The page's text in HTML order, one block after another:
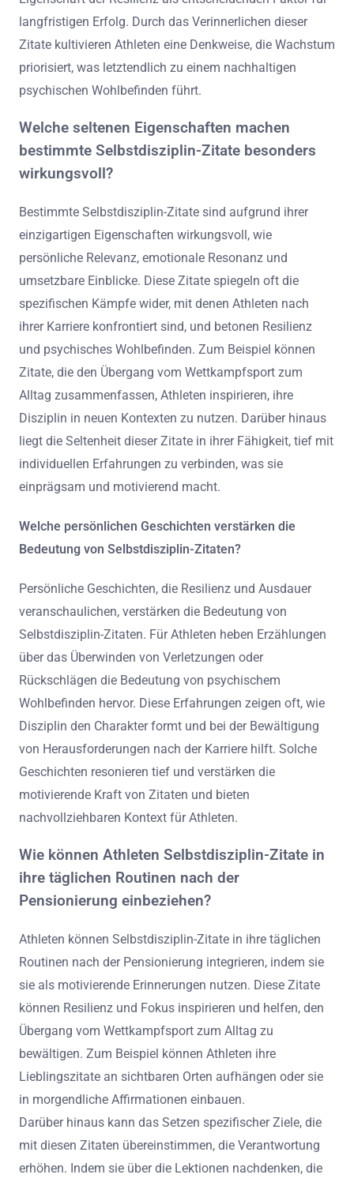
langfristigen Erfolg. Durch das Verinnerlichen dieser
Zitate kultivieren Athleten eine Denkweise, die Wachstum
priorisiert, was letztendlich zu einem nachhaltigen
psychischen Wohlbefinden führt.
Welche seltenen Eigenschaften machen
bestimmte Selbstdisziplin-Zitate besonders
wirkungsvoll?
Bestimmte Selbstdisziplin-Zitate sind aufgrund ihrer
einzigartigen Eigenschaften wirkungsvoll, wie
persönliche Relevanz, emotionale Resonanz und
umsetzbare Einblicke. Diese Zitate spiegeln oft die
spezifischen Kämpfe wider, mit denen Athleten nach
ihrer Karriere konfrontiert sind, und betonen Resilienz
und psychisches Wohlbefinden. Zum Beispiel können
Zitate, die den Übergang vom Wettkampfsport zum
Alltag zusammenfassen, Athleten inspirieren, ihre
Disziplin in neuen Kontexten zu nutzen. Darüber hinaus
liegt die Seltenheit dieser Zitate in ihrer Fähigkeit, tief mit
individuellen Erfahrungen zu verbinden, was sie
einprägsam und motivierend macht.
Welche persönlichen Geschichten verstärken die
Bedeutung von Selbstdisziplin-Zitaten?
Persönliche Geschichten, die Resilienz und Ausdauer
veranschaulichen, verstärken die Bedeutung von
Selbstdisziplin-Zitaten. Für Athleten heben Erzählungen
über das Überwinden von Verletzungen oder
Rückschlägen die Bedeutung von psychischem
Wohlbefinden hervor. Diese Erfahrungen zeigen oft, wie
Disziplin den Charakter formt und bei der Bewältigung
von Herausforderungen nach der Karriere hilft. Solche
Geschichten resonieren tief und verstärken die
motivierende Kraft von Zitaten und bieten
nachvollziehbaren Kontext für Athleten.
Wie können Athleten Selbstdisziplin-Zitate in
ihre täglichen Routinen nach der
Pensionierung einbeziehen?
Athleten können Selbstdisziplin-Zitate in ihre täglichen
Routinen nach der Pensionierung integrieren, indem sie
sie als motivierende Erinnerungen nutzen. Diese Zitate
können Resilienz und Fokus inspirieren und helfen, den
Übergang vom Wettkampfsport zum Alltag zu
bewältigen. Zum Beispiel können Athleten ihre
Lieblingszitate an sichtbaren Orten aufhängen oder sie
in morgendliche Affirmationen einbauen.
Darüber hinaus kann das Setzen spezifischer Ziele, die
mit diesen Zitaten übereinstimmen, die Verantwortung
erhöhen. Indem sie über die Lektionen nachdenken, die